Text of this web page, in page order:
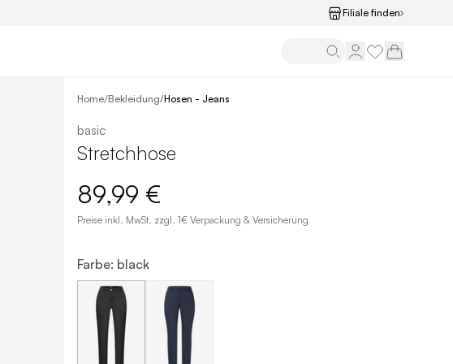
Filiale finden
Home/Bekleidung/Hosen - Jeans
basic
Stretchhose
89,99 €
Preise inkl. MwSt. zzgl. 1€ Verpackung & Versicherung
Farbe: black